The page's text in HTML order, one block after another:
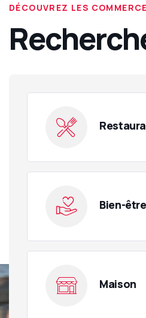
DÉCOUVREZ LES
Bien-
Maison